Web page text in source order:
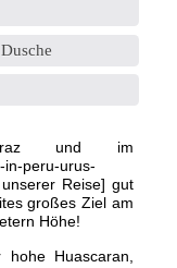
und im
in-peru-urus-
Reise] gut
großes Ziel am
Höhe!
Huascaran,